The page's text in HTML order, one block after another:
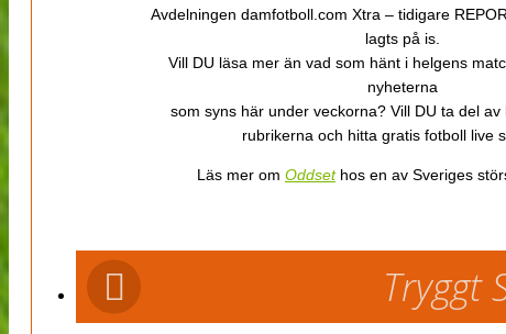
Avdelningen damfotboll.com Xtra – tidigare
lagts på is.
Vill DU läsa mer än vad som hänt i helgens
nyheterna
som syns här under veckorna? Vill DU ta del
rubrikerna och hitta gratis fotboll live
Läs mer om Oddsethos en av Sveriges
Tryggt